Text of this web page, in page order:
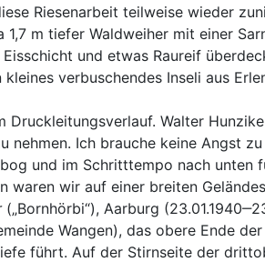
Riesenarbeit teilweise wieder
m tiefer Waldweiher mit einer
und etwas Raureif
verbuschendes Inseli aus
Druckleitungsverlauf. Walter
nehmen. Ich brauche keine Angst
und im Schritttempo nach
waren wir auf einer breiten
(„Bornhörbi“), Aarburg
Wangen), das obere Ende
führt. Auf der Stirnseite der